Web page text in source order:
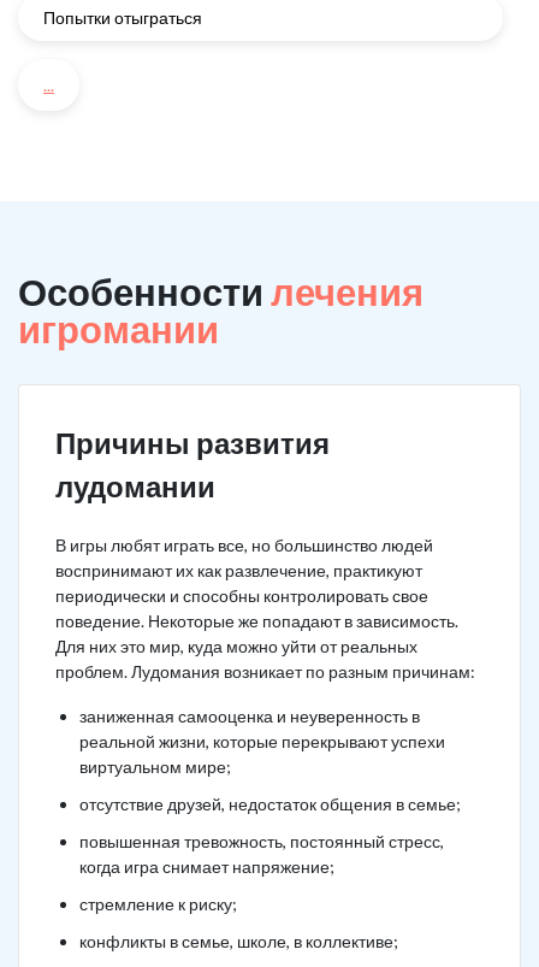
Попытки отыграться
...
Особенности лечения
игромании
Причины развития
лудомании
В игры любят играть все, но большинство людей
воспринимают их как развлечение, практикуют
периодически и способны контролировать свое
поведение. Некоторые же попадают в зависимость.
Для них это мир, куда можно уйти от реальных
проблем. Лудомания возникает по разным причинам:
заниженная самооценка и неуверенность в
реальной жизни, которые перекрывают успехи
виртуальном мире;
отсутствие друзей, недостаток общения в семье;
повышенная тревожность, постоянный стресс,
когда игра снимает напряжение;
стремление к риску;
конфликты в семье, школе, в коллективе;